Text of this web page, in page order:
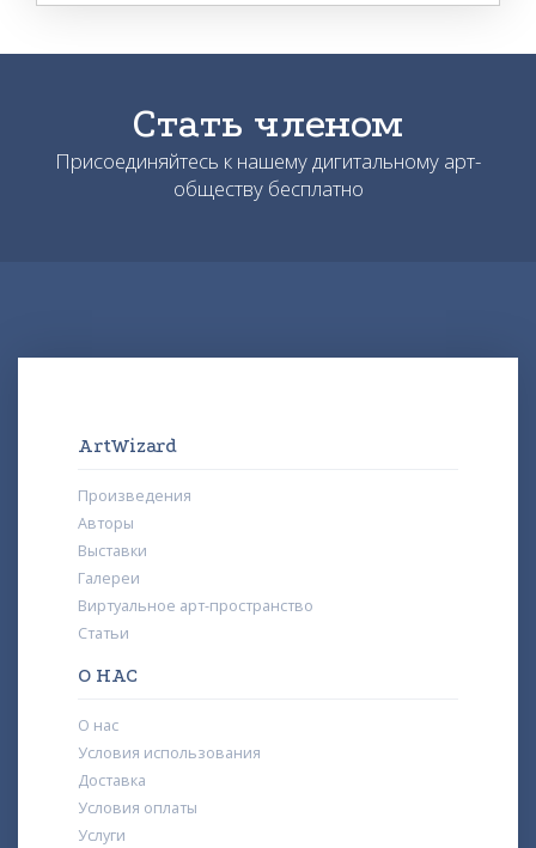
Стать членом
Присоединяйтесь к нашему дигитальному арт-
обществу бесплатно
ArtWizard
Произведения
Авторы
Выставки
Галереи
Виртуальное арт-пространство
Статьи
О НАС
О нас
Условия использования
Доставка
Условия оплаты
Услуги